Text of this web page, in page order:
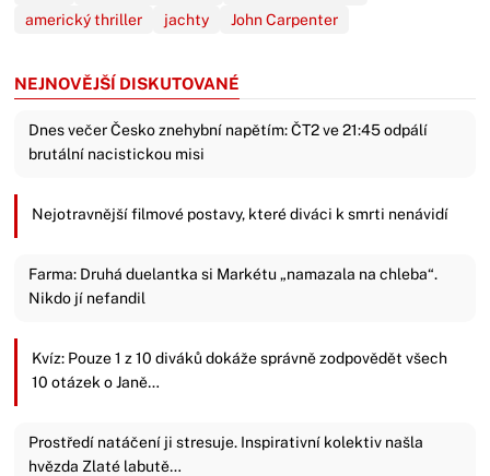
americký thriller jachty John Carpenter
NEJNOVĚJŠÍ DISKUTOVANÉ
Dnes večer Česko znehybní napětím: ČT2 ve 21:45 odpálí
brutální nacistickou misi
Nejotravnější filmové postavy, které diváci k smrti nenávidí
Farma: Druhá duelantka si Markétu „namazala na chleba“.
Nikdo jí nefandil
Kvíz: Pouze 1 z 10 diváků dokáže správně zodpovědět všech
10 otázek o Janě…
Prostředí natáčení ji stresuje. Inspirativní kolektiv našla
hvězda Zlaté labutě…